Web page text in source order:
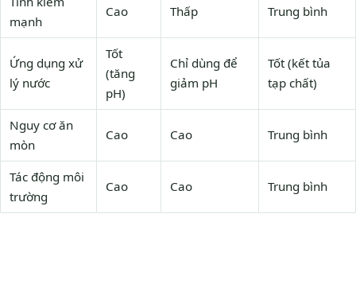
mạnh
Cao Thấp Trung bình
Ứng dụng xử
lý nước
Tốt
(tăng
pH)
Chỉ dùng để
giảm pH
Tốt (kết tủa
tạp chất)
Nguy cơ ăn
mòn
Cao Cao Trung bình
Tác động môi
trường
Cao Cao Trung bình